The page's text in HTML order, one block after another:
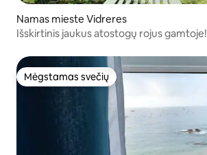
Namas mieste Vidreres
Išskirtinis jaukus atostogų rojus gamtoje!
Mėgstamas svečių
Mėgstamas svečių